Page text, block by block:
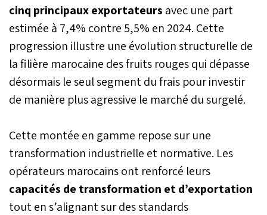
cinq principaux exportateurs avec une part
estimée à 7,4% contre 5,5% en 2024. Cette
progression illustre une évolution structurelle de
la filière marocaine des fruits rouges qui dépasse
désormais le seul segment du frais pour investir
de manière plus agressive le marché du surgelé.
Cette montée en gamme repose sur une
transformation industrielle et normative. Les
opérateurs marocains ont renforcé leurs
capacités de transformation et d’exportation
tout en s’alignant sur des standards